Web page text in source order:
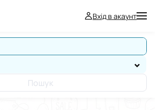
Вхід в акаунт
Пошук